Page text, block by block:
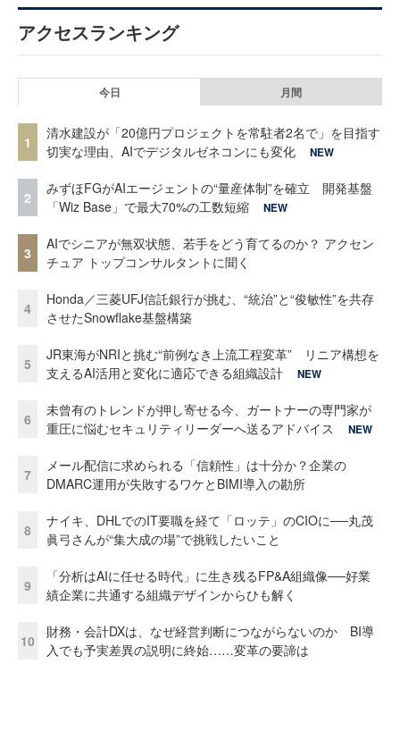
アクセスランキング
今日 月間
1
清水建設が「20億円プロジェクトを常駐者2名で」を目指す
切実な理由、AIでデジタルゼネコンにも変化
NEW
2
みずほFGがAIエージェントの“量産体制”を確立 開発基盤
「Wiz Base」で最大70%の工数短縮
NEW
3
AIでシニアが無双状態、若手をどう育てるのか？ アクセン
チュア トップコンサルタントに聞く
4
Honda／三菱UFJ信託銀行が挑む、“統治”と“俊敏性”を共存
させたSnowflake基盤構築
5
JR東海がNRIと挑む“前例なき上流工程変革” リニア構想を
支えるAI活用と変化に適応できる組織設計
NEW
6
未曾有のトレンドが押し寄せる今、ガートナーの専門家が
重圧に悩むセキュリティリーダーへ送るアドバイス
NEW
7
メール配信に求められる「信頼性」は十分か？企業の
DMARC運用が失敗するワケとBIMI導入の勘所
8
ナイキ、DHLでのIT要職を経て「ロッテ」のCIOに──丸茂
眞弓さんが“集大成の場”で挑戦したいこと
9
「分析はAIに任せる時代」に生き残るFP&A組織像──好業
績企業に共通する組織デザインからひも解く
10
財務・会計DXは、なぜ経営判断につながらないのか BI導
入でも予実差異の説明に終始……変革の要諦は